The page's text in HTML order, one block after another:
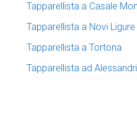
Tapparellista a Casale
Tapparellista a Novi Ligure
Tapparellista a Tortona
Tapparellista ad